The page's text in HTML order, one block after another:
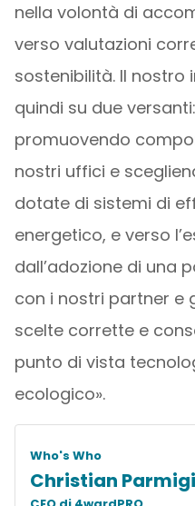
nella volontà di
verso valutazioni
sostenibilità. Il nostro
quindi su due
promuovendo
nostri uffici e
dotate di sistemi di
energetico, e verso
dall’adozione di una
con i nostri partner e
scelte corrette e
punto di vista
ecologico».
Who's Who
Christian